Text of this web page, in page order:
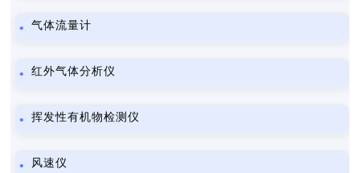
气体流量计
红外气体分析仪
挥发性有机物检测仪
风速仪